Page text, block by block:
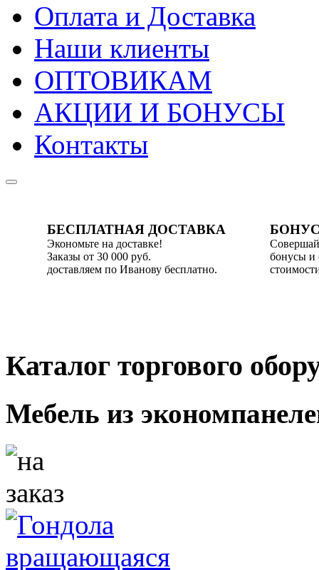
Оплата и Доставка
Наши клиенты
ОПТОВИКАМ
АКЦИИ И БОНУСЫ
Контакты
БЕСПЛАТНАЯ ДОСТАВКА
Экономьте на доставке!
Заказы от 30 000 руб.
доставляем по Иванову бесплатно.
бонусы и
Каталог торгового
Мебель из